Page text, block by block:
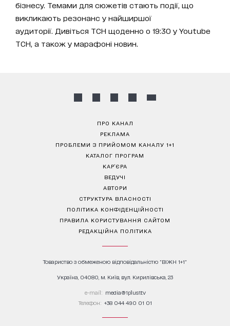
бізнесу. Темами для сюжетів стають події, що
викликають резонанс у найширшої
аудиторії. Дивіться ТСН щоденно о 19:30 у Youtube
ТСН, а також у марафоні новин.
ПРО КАНАЛ
РЕКЛАМА
ПРОБЛЕМИ З ПРИЙОМОМ КАНАЛУ 1+1
КАТАЛОГ ПРОГРАМ
КАР’ЄРА
ВЕДУЧІ
АВТОРИ
СТРУКТУРА ВЛАСНОСТІ
ПОЛІТИКА КОНФІДЕНЦІЙНОСТІ
ПРАВИЛА КОРИСТУВАННЯ САЙТОМ
РЕДАКЦІЙНА ПОЛІТИКА
Товариство з обмеженою відповідальністю "ВІЖН 1+1"
Україна, 04080, м. Київ, вул. Кирилівська, 23
е-mail: media@1plus1.tv
Телефон: +38 044 490 01 01